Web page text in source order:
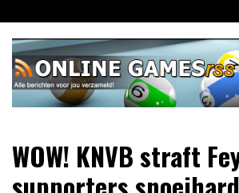
naar
inhoud
Online Games RSS
verzameld
WOW! KNVB straft